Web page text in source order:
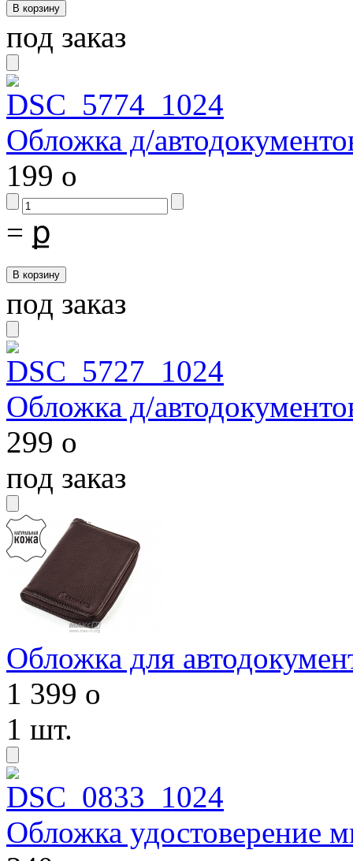
под заказ
Обложка д/
199 o
= ք
под заказ
Обложка д/
299 o
под заказ
Обложка для
1 399 o
1 шт.
Обложка удостоверение